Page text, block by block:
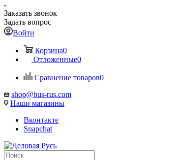
Заказать звонок
Задать вопрос
Войти
Корзина0
Отложенные0
Сравнение товаров0
shop@bus-rus.com
Наши магазины
Вконтакте
Snapchat